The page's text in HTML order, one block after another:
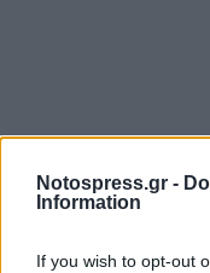
Notospress.gr -
Information
If you wish to opt-out